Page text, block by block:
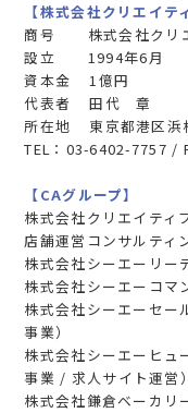
【株式会社クリエイテ
商号 株式会社クリエ
設立 1994年6月
資本金 1億円
代表者 田代 章
所在地 東京都港区浜
TEL：03-6402-7757 /
【CAグループ】
株式会社クリエイテ
店舗運営コンサルティ
株式会社シーエーリー
株式会社シーエーコマ
株式会社シーエーセー
事業）
株式会社シーエーヒュ
事業 / 求人サイト運営）
株式会社鎌倉ベーカリ